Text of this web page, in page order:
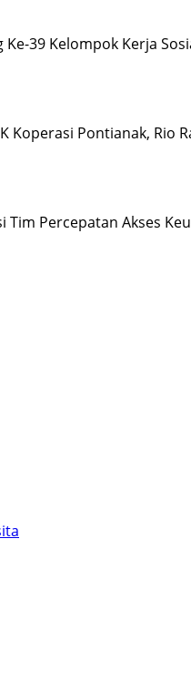
39 Kelompok Kerja
Koperasi Pontianak, Rio
Tim Percepatan Akses